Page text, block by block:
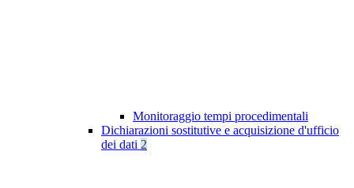
Monitoraggio tempi procedimentali
Dichiarazioni sostitutive e acquisizione d'ufficio
dei dati 2